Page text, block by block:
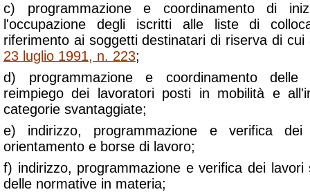
c) programmazione e coordinamento di
l'occupazione degli iscritti alle liste di
riferimento ai soggetti destinatari di riserva di cui
23 luglio 1991, n. 223;
d) programmazione e coordinamento delle
reimpiego dei lavoratori posti in mobilità e
categorie svantaggiate;
e) indirizzo, programmazione e verifica
orientamento e borse di lavoro;
f) indirizzo, programmazione e verifica dei lavori
delle normative in materia;